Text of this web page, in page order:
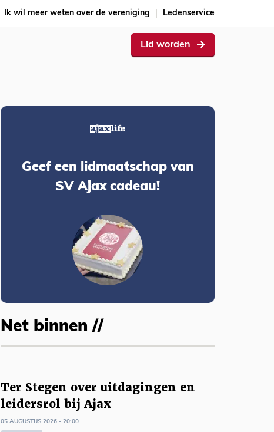
Ik wil meer weten over de vereniging Ledenservice
Lid worden
Geef een lidmaatschap van
SV Ajax cadeau!
Net binnen //
Ter Stegen over uitdagingen en
leidersrol bij Ajax
05 AUGUSTUS 2026 - 20:00